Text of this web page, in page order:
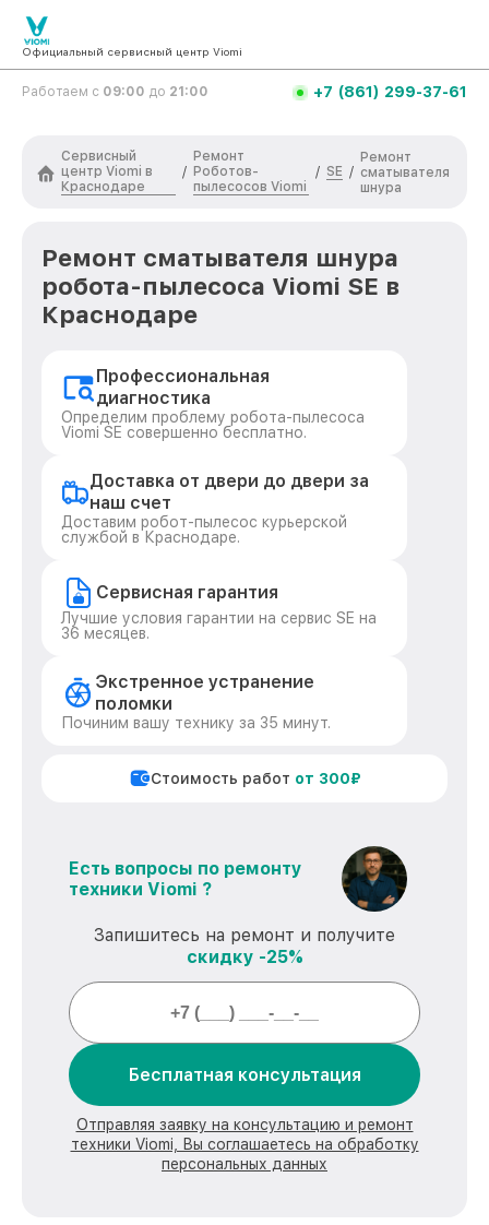
Официальный сервисный центр Viomi
Работаем с 09:00 до 21:00 +7 (861) 299-37-61
Сервисный
центр Viomi в
Краснодаре
/
Ремонт
Роботов-
пылесосов Viomi
/ SE /
Ремонт
сматывателя
шнура
Ремонт сматывателя шнура
робота-пылесоса Viomi SE в
Краснодаре
Профессиональная
диагностика
Определим проблему робота-пылесоса
Viomi SE совершенно бесплатно.
Доставка от двери до двери за
наш счет
Доставим робот-пылесос курьерской
службой в Краснодаре.
Сервисная гарантия
Лучшие условия гарантии на сервис SE на
36 месяцев.
Экстренное устранение
поломки
Починим вашу технику за 35 минут.
Стоимость работ от 300₽
Есть вопросы по ремонту
техники Viomi ?
Запишитесь на ремонт и получите
скидку -25%
Бесплатная консультация
Отправляя заявку на консультацию и ремонт
техники Viomi, Вы соглашаетесь на обработку
персональных данных